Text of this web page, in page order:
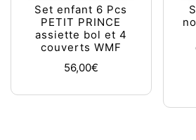
Set enfant 6 Pcs
PETIT PRINCE
assiette bol et 4
couverts WMF
56,00€